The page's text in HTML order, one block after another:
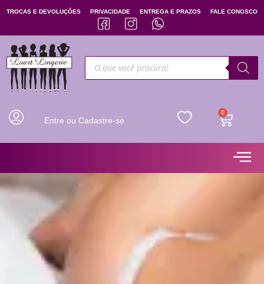
TROCAS E DEVOLUÇÕES PRIVACIDADE ENTREGA E PRAZOS FALE CONOSCO
Entre ou Cadastre-se
0